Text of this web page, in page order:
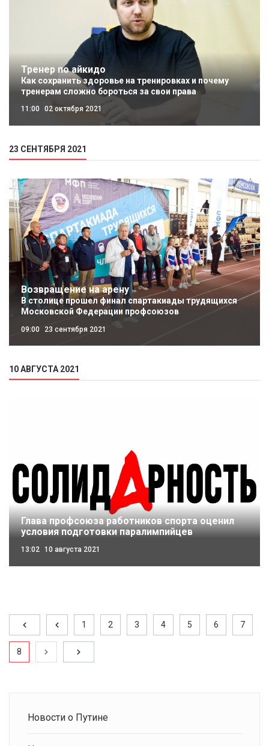
Тренер по айкидо
Как сохранить здоровье на тренировках и почему
тренерам сложно бороться за свои права
11:00 02 октября 2021
23 СЕНТЯБРЯ 2021
Возвращение на арену
В столице прошел финал спартакиады трудящихся
Московской Федерации профсоюзов
09:00 23 сентября 2021
10 АВГУСТА 2021
Глава профсоюза работников спорта оценил
условия подготовки паралимпийцев
13:02 10 августа 2021
1 2 3 4 5 6 7
8
Новости о Путине